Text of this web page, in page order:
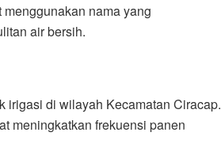
nama yang
air bersih.
irigasi di wilayah Kecamatan Ciracap.
meningkatkan frekuensi panen